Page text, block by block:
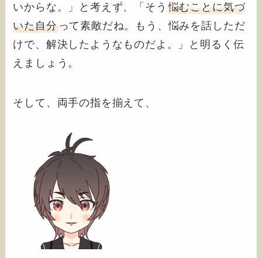
いからな。」と考えず、「そう 悩むことに気づ
いた自分って素敵だね。もう、悩みを話しただ
けで、解決したようなものだよ。」と明るく伝
えましょう。
そして、両手の指を揃えて、